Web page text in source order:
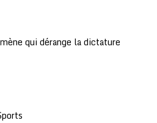
qui dérange la dictature